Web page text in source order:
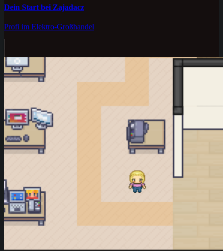
Dein Start bei Zajadacz
Profi im Elektro-Großhandel